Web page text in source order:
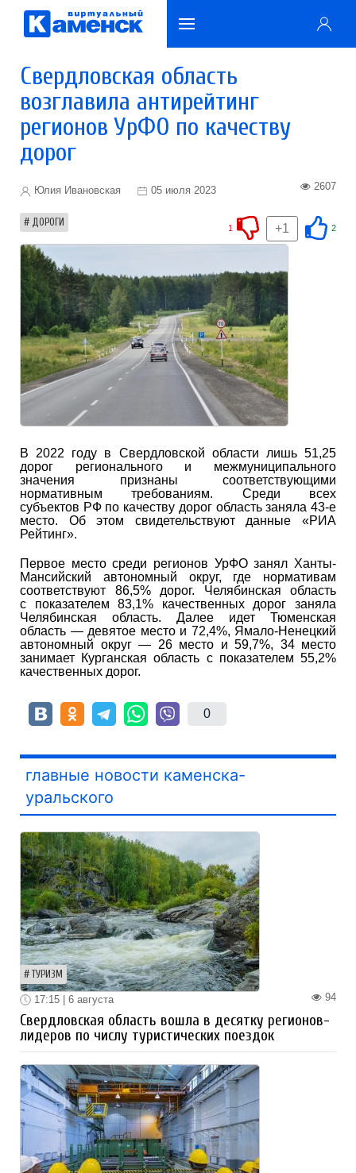
Свердловская область
возглавила антирейтинг
регионов УрФО по качеству
дорог
Юлия Ивановская 05 июля 2023 2607
ДОРОГИ 2
+1
1
В 2022 году в Свердловской области лишь 51,25
дорог регионального и межмуниципального
значения признаны соответствующими
нормативным требованиям. Среди всех
субъектов РФ по качеству дорог область заняла 43-е
место. Об этом свидетельствуют данные «РИА
Рейтинг».
Первое место среди регионов УрФО занял Ханты-
Мансийский автономный округ, где нормативам
соответствуют 86,5% дорог. Челябинская область
с показателем 83,1% качественных дорог заняла
Челябинская область. Далее идет Тюменская
область — девятое место и 72,4%, Ямало-Ненецкий
автономный округ — 26 место и 59,7%, 34 место
занимает Курганская область с показателем 55,2%
качественных дорог.
0
главные новости каменска-
уральского
ТУРИЗМ
94
17:15 | 6 августа
Свердловская область вошла в десятку регионов-
лидеров по числу туристических поездок